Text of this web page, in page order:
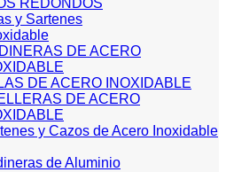
REDONDOS
y Sartenes
DE ACERO
DE ACERO INOXIDABLE
DE ACERO
y Cazos de Acero Inoxidable
de Aluminio